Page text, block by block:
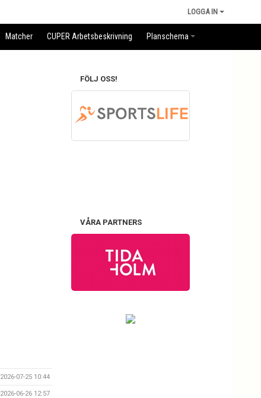
LOGGA IN
Matcher CUPER Arbetsbeskrivning Planschema
2026-07-25 10:44
2026-06-26 12:57
FÖLJ OSS!
VÅRA PARTNERS